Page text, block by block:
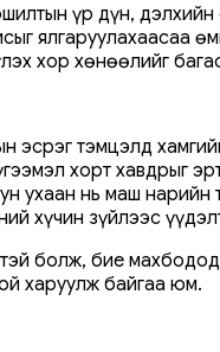
үр дүн,
хор хөнөөлийг
эсрэг тэмцэлд
хорт хавдрыг
ухаан нь маш
​​хүчин зүйлээс
болж, бие
харуулж байгаа юм.